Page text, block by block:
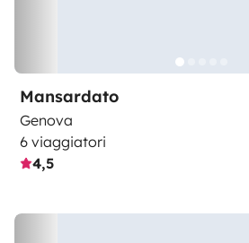
Mansardato
Genova
6 viaggiatori
4,5